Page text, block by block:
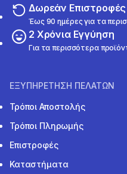
Δωρεάν Επιστροφές
Έως 90 ημέρες για τα
2 Χρόνια Εγγύηση
Για τα περισσότερα
ΕΞΥΠΗΡΕΤΗΣΗ ΠΕΛΑΤΩΝ
Τρόποι Αποστολής
Τρόποι Πληρωμής
Επιστροφές
Καταστήματα